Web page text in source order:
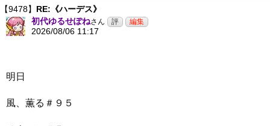
【9478】 RE:《ハーデス》
初代ゆるせぽねさん
2026/08/06 11:17
明日
風、薫る＃９５